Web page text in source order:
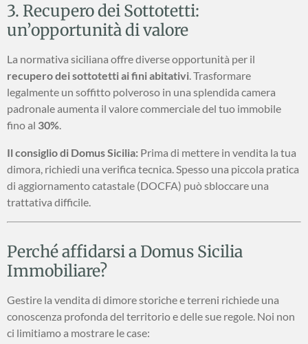
3. Recupero dei Sottotetti:
un’opportunità di valore
La normativa siciliana offre diverse opportunità per il
recupero dei sottotetti ai fini abitativi. Trasformare
legalmente un soffitto polveroso in una splendida camera
padronale aumenta il valore commerciale del tuo immobile
fino al 30%.
Il consiglio di Domus Sicilia: Prima di mettere in vendita la tua
dimora, richiedi una verifica tecnica. Spesso una piccola pratica
di aggiornamento catastale (DOCFA) può sbloccare una
trattativa difficile.
Perché affidarsi a Domus Sicilia
Immobiliare?
Gestire la vendita di dimore storiche e terreni richiede una
conoscenza profonda del territorio e delle sue regole. Noi non
ci limitiamo a mostrare le case: